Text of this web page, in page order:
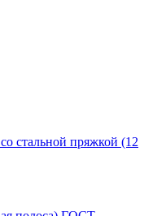
стальной пряжкой (12